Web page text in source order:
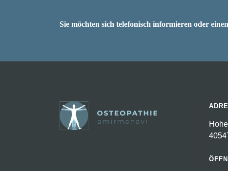
Sie möchten sich telefonisch informieren oder